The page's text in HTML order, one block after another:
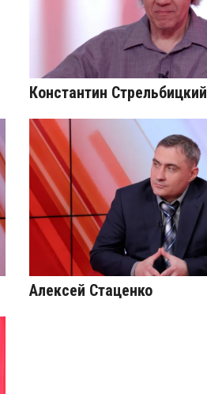
Константин Стрельбицкий
Алексей Стаценко